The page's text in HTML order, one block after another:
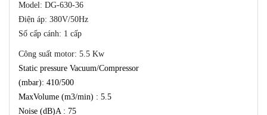
Model: DG-630-36
Điện áp: 380V/50Hz
Số cấp cánh: 1 cấp
Công suất motor: 5.5 Kw
Static pressure Vacuum/Compressor
(mbar): 410/500
MaxVolume (m3/min) : 5.5
Noise (dB)A : 75